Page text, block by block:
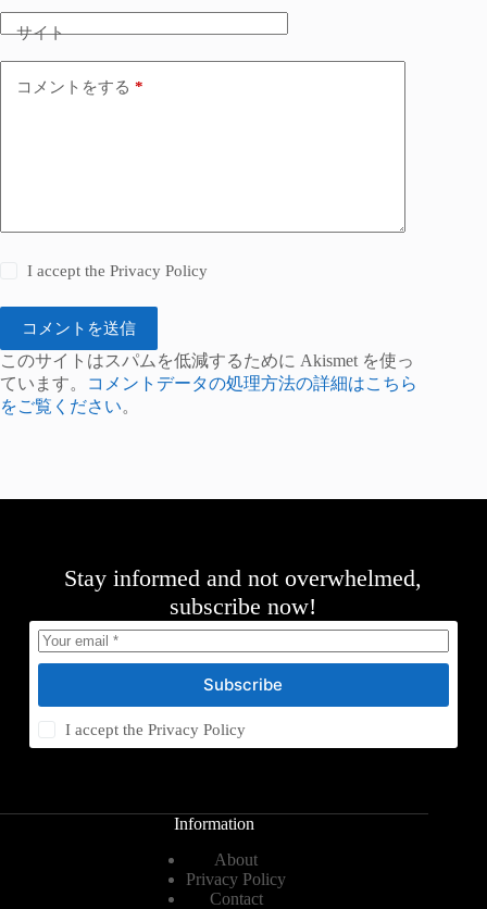
サイト
コメントをする *
I accept thePrivacy Policy
コメントを送信
このサイトはスパムを低減するために Akismet を使っ
ています。
コメントデータの処理方法の詳細はこちら
をご覧ください。
Stay informed and not overwhelmed,
subscribe now!
Subscribe
I accept thePrivacy Policy
Information
About
Privacy Policy
Contact